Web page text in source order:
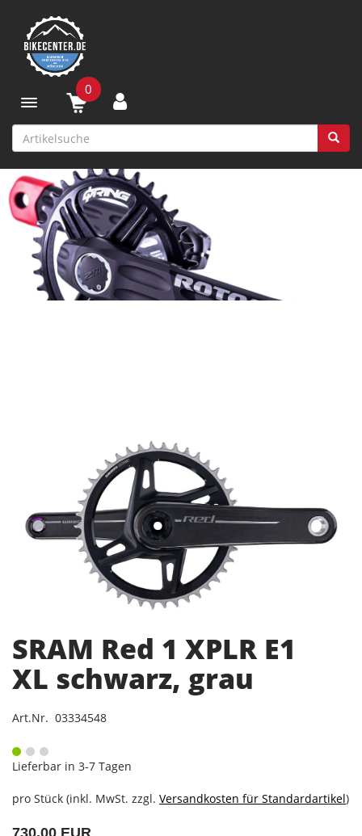
Toggle navigation
0
SRAM Red 1 XPLR E1
XL schwarz, grau
Art.Nr. 03334548
Lieferbar in 3-7 Tagen
pro Stück (inkl. MwSt. zzgl. Versandkosten für Standardartikel)
730,00 EUR